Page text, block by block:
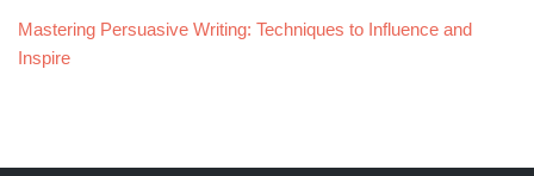
Mastering Persuasive Writing: Techniques to Influence and
Inspire